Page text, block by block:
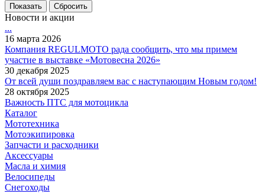
Сбросить
Новости и акции
...
16 марта 2026
Компания REGULMOTO рада сообщить, что мы примем
участие в выставке «Мотовесна 2026»
30 декабря 2025
От всей души поздравляем вас с наступающим Новым годом!
28 октября 2025
Важность ПТС для мотоцикла
Каталог
Мототехника
Мотоэкипировка
Запчасти и расходники
Аксессуары
Масла и химия
Велосипеды
Снегоходы